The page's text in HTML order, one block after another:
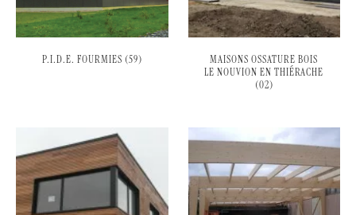
P.I.D.E. FOURMIES (59)
MAISONS OSSATURE BOIS
LE NOUVION EN THIÉRACHE
(02)